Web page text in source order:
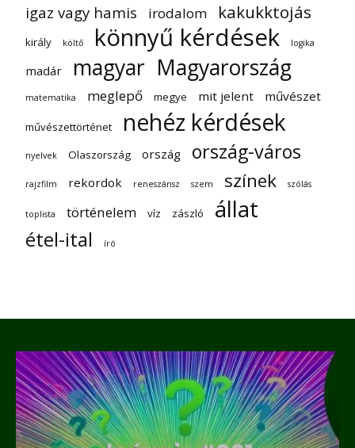
igaz vagy hamis irodalom kakukktojás
király költő könnyű kérdések logika
madár magyar Magyarország
matematika meglepő megye mit jelent művészet
művészettörténet nehéz kérdések
nyelvek Olaszország ország ország-város
rajzfilm rekordok reneszánsz szem színek szólás
toplista történelem víz zászló állat
étel-ital író